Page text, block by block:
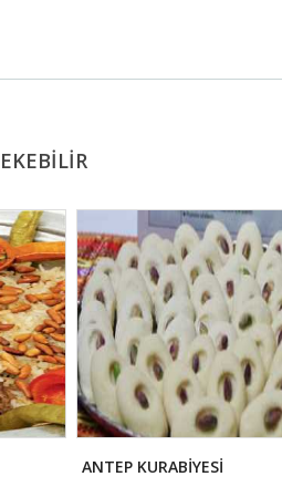
ANTEP KURABİYESİ